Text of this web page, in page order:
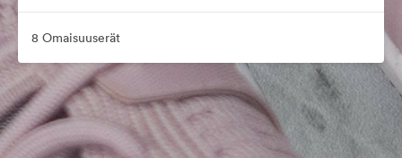
8 Omaisuuserät